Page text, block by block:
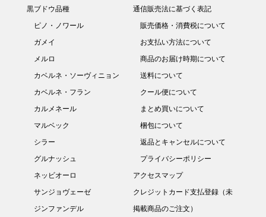
黒ブドウ品種
ピノ・ノワール
ガメイ
メルロ
カベルネ・ソーヴィニョン
カベルネ・フラン
カルメネール
マルベック
シラー
グルナッシュ
ネッビオーロ
サンジョヴェーゼ
ジンファンデル
通信販売法に基づく表記
販売価格・消費税について
お支払い方法について
商品のお届け時期について
送料について
クール便について
まとめ買いについて
梱包について
返品とキャンセルについて
プライバシーポリシー
アクセスマップ
クレジットカード支払登録（未
掲載商品のご注文）